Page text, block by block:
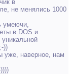
в
не менялись 1000
умеючи,
в DOS и
))
уже, наверное, нам